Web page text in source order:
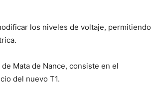
los niveles de voltaje, permitiendo
Mata de Nance, consiste en el
del nuevo T1.